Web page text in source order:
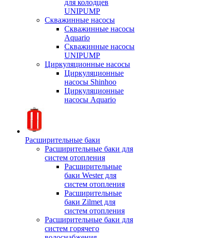
для колодцев
UNIPUMP
Скважинные насосы
Скважинные насосы
Aquario
Скважинные насосы
UNIPUMP
Циркуляционные насосы
Циркуляционные
насосы Shinhoo
Циркуляционные
насосы Aquario
Расширительные баки
Расширительные баки для
систем отопления
Расширительные
баки Wester для
систем отопления
Расширительные
баки Zilmet для
систем отопления
Расширительные баки для
систем горячего